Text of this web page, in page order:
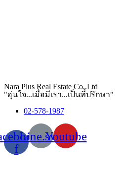
Nara Plus Real Estate Co,.Ltd
"อุ่นใจ...เมื่อมีเรา...เป็นที่ปรึกษา"
02-578-1987
f
Line.svgYoutube